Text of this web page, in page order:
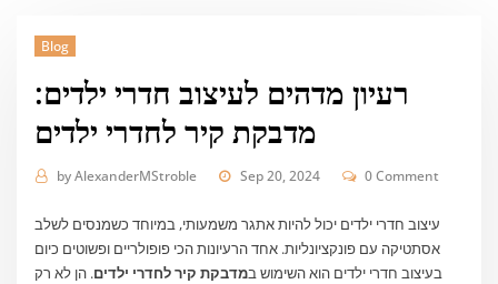
Blog
רעיון מדהים לעיצוב חדרי ילדים:
מדבקת קיר לחדרי ילדים
byAlexanderMStroble Sep 20, 2024 0 Comment
עיצוב חדרי ילדים יכול להיות אתגר משמעותי, במיוחד כשמנסים לשלב
אסתטיקה עם פונקציונליות. אחד הרעיונות הכי פופולריים ופשוטים כיום
בעיצוב חדרי ילדים הוא השימוש במדבקת קיר לחדרי ילדים. הן לא רק